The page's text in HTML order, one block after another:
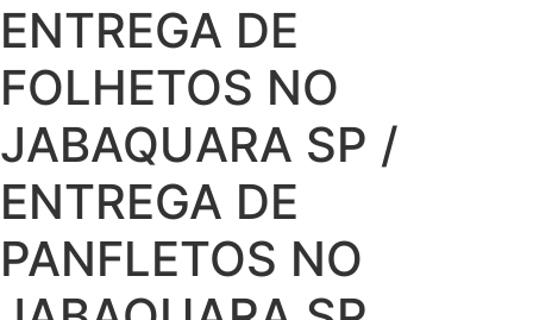
ENTREGA DE
FOLHETOS NO
JABAQUARA SP /
ENTREGA DE
PANFLETOS NO